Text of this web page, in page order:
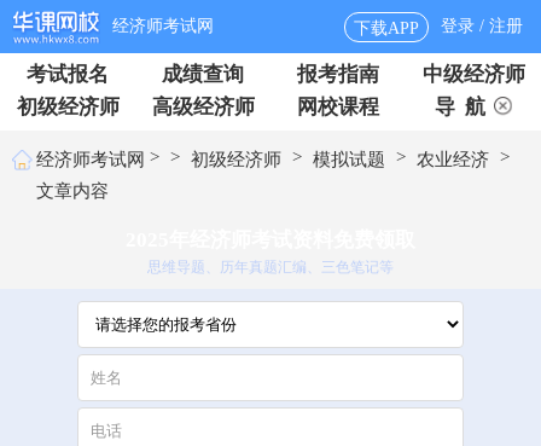
经济师考试网 下载APP 登录 / 注册
考试报名 成绩查询 报考指南
中级经济师
初级经济师
高级经济师 网校课程 导 航
经济师考试网 > > 初级经济师 > 模拟试题 > 农业经济 >
文章内容
思维导题、历年真题汇编、三色笔记等